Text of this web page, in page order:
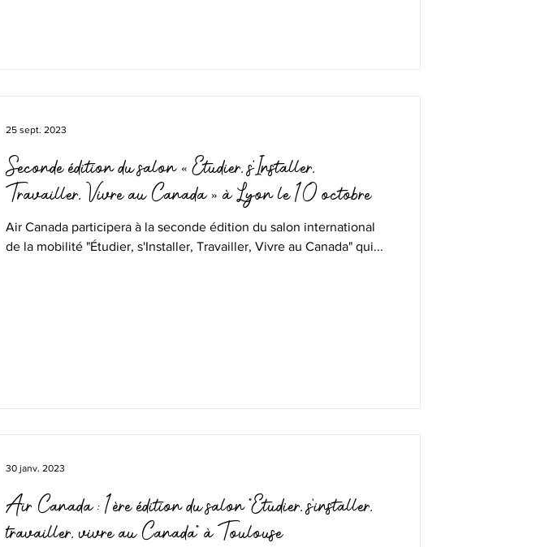
Seconde édition du salon « Étudier, s'Installer,
Travailler, Vivre au Canada » à Lyon le 10 octobre
Air Canada participera à la seconde édition du salon international
de la mobilité "Étudier, s'Installer, Travailler, Vivre au Canada" qui...
25 sept. 2023
Air Canada : 1ère édition du salon "Etudier, s'installer,
travailler, vivre au Canada" à Toulouse
30 janv. 2023